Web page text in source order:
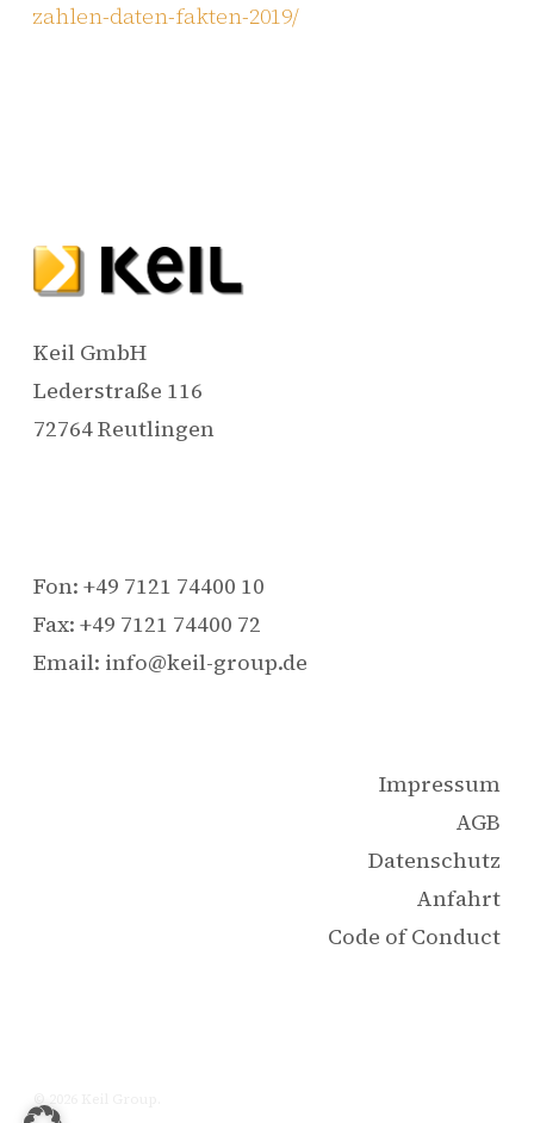
zahlen-daten-fakten-2019/
Keil GmbH
Lederstraße 116
72764 Reutlingen
Fon: +49 7121 74400 10
Fax: +49 7121 74400 72
Email: info@keil-group.de
Impressum
AGB
Datenschutz
Anfahrt
Code of Conduct
© 2026 Keil Group.